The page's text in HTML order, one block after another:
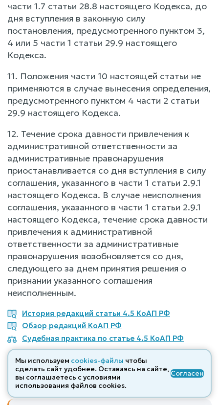
части 1.7 статьи 28.8 настоящего Кодекса, до
дня вступления в законную силу
постановления, предусмотренного пунктом 3,
4 или 5 части 1 статьи 29.9 настоящего
Кодекса.
11. Положения части 10 настоящей статьи не
применяются в случае вынесения определения,
предусмотренного пунктом 4 части 2 статьи
29.9 настоящего Кодекса.
12. Течение срока давности привлечения к
административной ответственности за
административные правонарушения
приостанавливается со дня вступления в силу
соглашения, указанного в части 1 статьи 2.9.1
настоящего Кодекса. В случае неисполнения
соглашения, указанного в части 1 статьи 2.9.1
настоящего Кодекса, течение срока давности
привлечения к административной
ответственности за административные
правонарушения возобновляется со дня,
следующего за днем принятия решения о
признании указанного соглашения
неисполненным.
История редакций статьи 4.5 КоАП РФ
Обзор редакций КоАП РФ
Судебная практика по статье 4.5 КоАП РФ
СТАТЬЯ 4.4 СТАТЬЯ 4.5 СТАТЬЯ 4.6
Мы используем cookies-файлы чтобы
сделать сайт удобнее. Оставаясь на сайте,
вы соглашаетесь с условиями
использования файлов cооkies.
Согласен